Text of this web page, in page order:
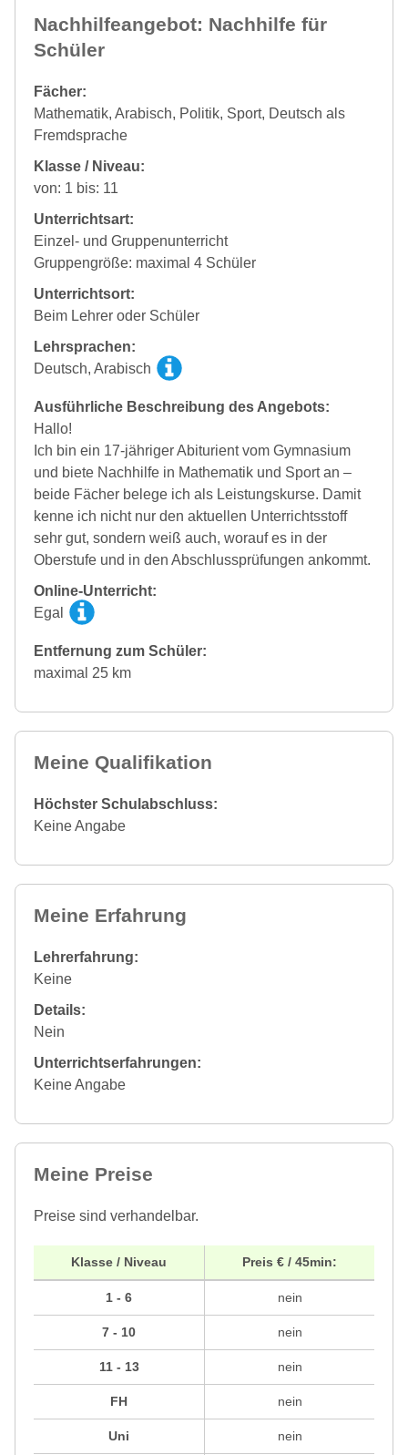
Nachhilfeangebot: Nachhilfe für
Schüler
Fächer:
Mathematik, Arabisch, Politik, Sport, Deutsch als
Fremdsprache
Klasse / Niveau:
von: 1 bis: 11
Unterrichtsart:
Einzel- und Gruppenunterricht
Gruppengröße: maximal 4 Schüler
Unterrichtsort:
Beim Lehrer oder Schüler
Lehrsprachen:
Deutsch, Arabisch
Ausführliche Beschreibung des Angebots:
Hallo!
Ich bin ein 17-jähriger Abiturient vom Gymnasium
und biete Nachhilfe in Mathematik und Sport an –
beide Fächer belege ich als Leistungskurse. Damit
kenne ich nicht nur den aktuellen Unterrichtsstoff
sehr gut, sondern weiß auch, worauf es in der
Oberstufe und in den Abschlussprüfungen ankommt.
Online-Unterricht:
Egal
Entfernung zum Schüler:
maximal 25 km
Meine Qualifikation
Höchster Schulabschluss:
Keine Angabe
Meine Erfahrung
Lehrerfahrung:
Keine
Details:
Nein
Unterrichtserfahrungen:
Keine Angabe
Meine Preise
Preise sind verhandelbar.
Klasse / Niveau
1 - 6
7 - 10
11 - 13
FH
Uni
Preis € / 45min:
nein
nein
nein
nein
nein